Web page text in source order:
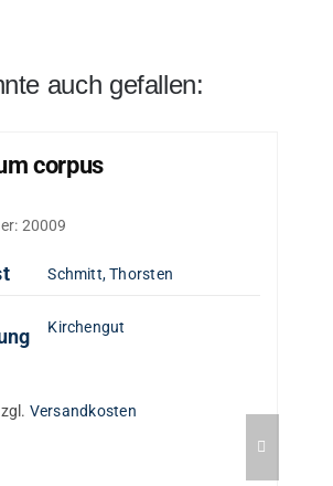
auch gefallen:
corpus
20009
Schmitt, Thorsten
Kirchengut
Versandkosten